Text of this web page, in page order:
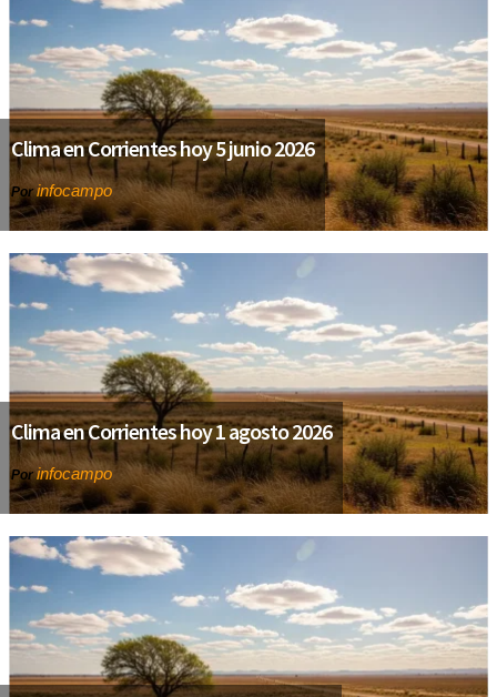
Clima en Corrientes hoy 5 junio 2026
Porinfocampo
Clima en Corrientes hoy 1 agosto 2026
Porinfocampo